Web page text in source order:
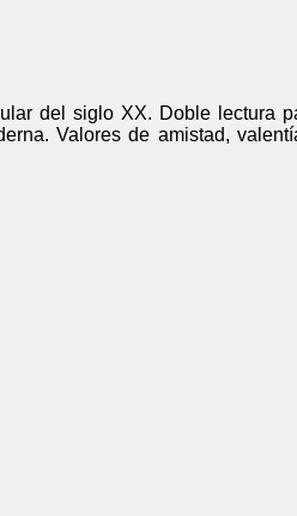
del siglo XX. Doble lectura
Valores de amistad,